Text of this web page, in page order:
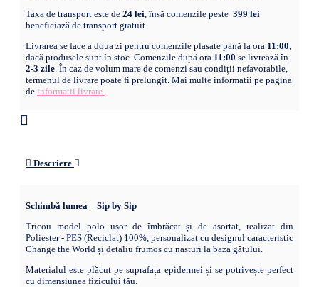
Taxa de transport este de 24 lei, însă comenzile peste 399 lei
beneficiază de transport gratuit.
Livrarea se face a doua zi pentru comenzile plasate până la ora 11:00,
dacă produsele sunt în stoc. Comenzile după ora 11:00 se livrează în
2-3 zile. În caz de volum mare de comenzi sau condiții nefavorabile,
termenul de livrare poate fi prelungit. Mai multe informatii pe pagina
de informatii livrare.
Descriere
Schimbă lumea – Sip by Sip
Tricou model polo ușor de îmbrăcat și de asortat, realizat din
Poliester - PES (Reciclat) 100%, personalizat cu designul caracteristic
Change the World și detaliu frumos cu nasturi la baza gâtului.
Materialul este plăcut pe suprafața epidermei și se potrivește perfect
cu dimensiunea fizicului tău.